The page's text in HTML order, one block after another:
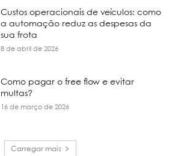
Custos operacionais de veículos: como
a automação reduz as despesas da
sua frota
8 de abril de 2026
Como pagar o free flow e evitar
multas?
16 de março de 2026
Carregar mais